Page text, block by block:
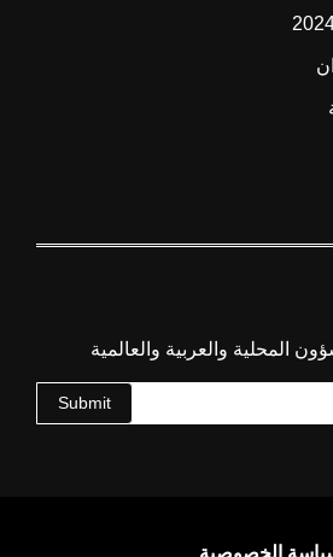
المحلية والعربية والعالمية
Submit